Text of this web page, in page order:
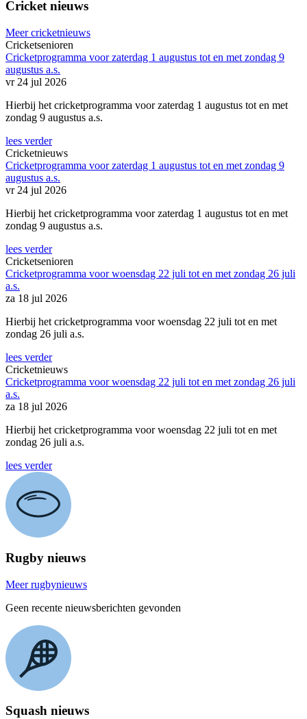
Cricket nieuws
Meer cricketnieuws
Cricketsenioren
Cricketprogramma voor zaterdag 1 augustus tot en met zondag 9
augustus a.s.
vr 24 jul 2026
Hierbij het cricketprogramma voor zaterdag 1 augustus tot en met
zondag 9 augustus a.s.
lees verder
Cricketnieuws
Cricketprogramma voor zaterdag 1 augustus tot en met zondag 9
augustus a.s.
vr 24 jul 2026
Hierbij het cricketprogramma voor zaterdag 1 augustus tot en met
zondag 9 augustus a.s.
lees verder
Cricketsenioren
Cricketprogramma voor woensdag 22 juli tot en met zondag 26 juli
a.s.
za 18 jul 2026
Hierbij het cricketprogramma voor woensdag 22 juli tot en met
zondag 26 juli a.s.
lees verder
Cricketnieuws
Cricketprogramma voor woensdag 22 juli tot en met zondag 26 juli
a.s.
za 18 jul 2026
Hierbij het cricketprogramma voor woensdag 22 juli tot en met
zondag 26 juli a.s.
lees verder
Rugby nieuws
Meer rugbynieuws
Geen recente nieuwsberichten gevonden
Squash nieuws